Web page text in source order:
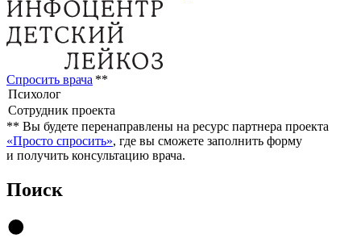
Спросить врача **
** Вы будете перенаправлены на ресурс партнера проекта
«Просто спросить», где вы сможете заполнить форму
и получить консультацию врача.
Поиск